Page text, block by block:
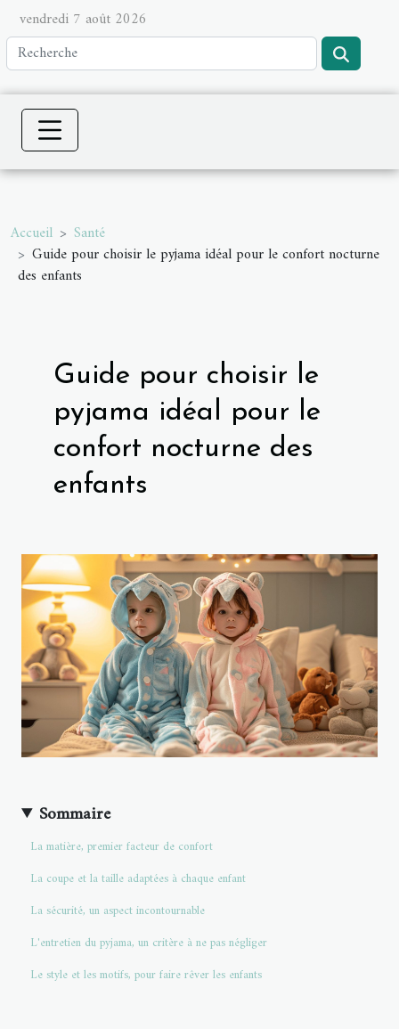
vendredi 7 août 2026
Accueil
Santé
Guide pour choisir le pyjama idéal pour le confort nocturne
des enfants
Guide pour choisir le
pyjama idéal pour le
confort nocturne des
enfants
Sommaire
La matière, premier facteur de confort
La coupe et la taille adaptées à chaque enfant
La sécurité, un aspect incontournable
L'entretien du pyjama, un critère à ne pas négliger
Le style et les motifs, pour faire rêver les enfants